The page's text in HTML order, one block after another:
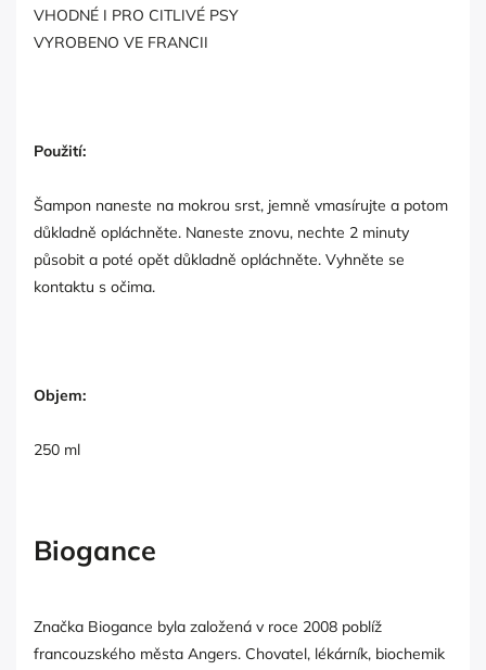
VHODNÉ I PRO CITLIVÉ PSY
VYROBENO VE FRANCII
Použití:
Šampon naneste na mokrou srst, jemně vmasírujte a potom
důkladně opláchněte. Naneste znovu, nechte 2 minuty
působit a poté opět důkladně opláchněte. Vyhněte se
kontaktu s očima.
Objem:
250 ml
Biogance
Značka Biogance byla založená v roce 2008 poblíž
francouzského města Angers. Chovatel, lékárník, biochemik